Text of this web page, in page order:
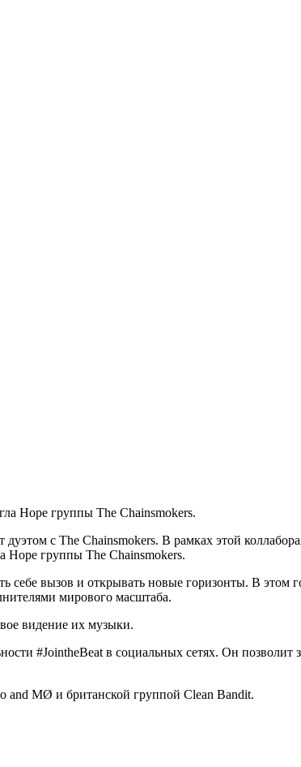
Hope группы The Chainsmokers.
с The Chainsmokers. В рамках этой
Hope группы The Chainsmokers.
вызов и открывать новые горизонты. В этом
мирового масштаба.
видение их музыки.
#JointheBeat в социальных сетях. Он позволит
and MØ и британской группой Clean Bandit.